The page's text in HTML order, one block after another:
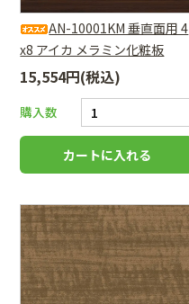
AN-10001KM 垂直面用 4
x8 アイカ メラミン化粧板
15,554円(税込)
購入数